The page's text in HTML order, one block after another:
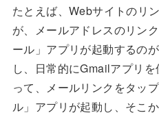
たとえば、Webサイトのリ
が、メールアドレスのリン
ール」アプリが起動するの
し、日常的にGmailアプリ
って、メールリンクをタッ
ル」アプリが起動し、そこ